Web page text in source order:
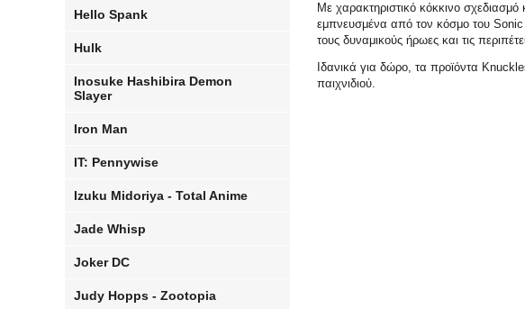
Με χαρακτηριστικό κόκκινο
εμπνευσμένα από τον κόσμο του Sonic
τους δυναμικούς ήρωες και τις
Ιδανικά για δώρο, τα προϊόντα
παιχνιδιού.
Hello Spank
Hulk
Inosuke Hashibira Demon
Slayer
Iron Man
IT: Pennywise
Izuku Midoriya - Total Anime
Jade Whisp
Joker DC
Judy Hopps - Zootopia